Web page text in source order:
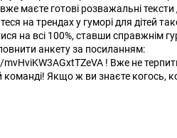
маєте готові розважальні тексти
на трендах у гуморі для дітей
на всі 100%, ставши справжнім
анкету за посиланням:
! Вже не
команді! Якщо ж ви знаєте когось,